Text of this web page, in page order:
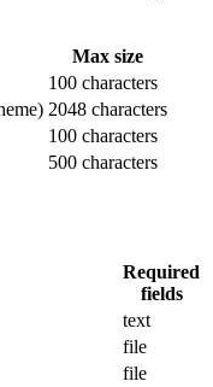
Max size
100 characters
2048 characters
100 characters
500 characters
Required
fields
text
file
file